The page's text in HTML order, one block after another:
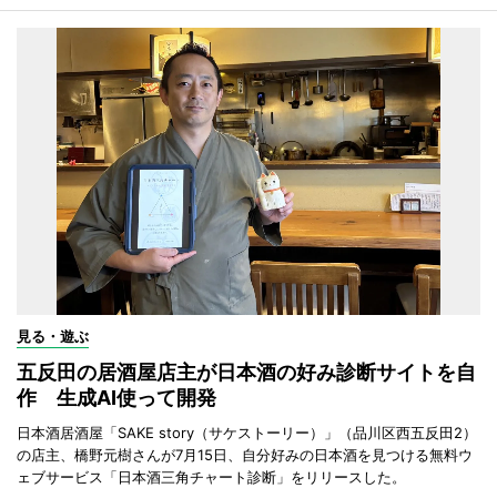
見る・遊ぶ
五反田の居酒屋店主が日本酒の好み診断サイトを自
作 生成AI使って開発
日本酒居酒屋「SAKE story（サケストーリー）」（品川区西五反田2）
の店主、橋野元樹さんが7月15日、自分好みの日本酒を見つける無料ウ
ェブサービス「日本酒三角チャート診断」をリリースした。